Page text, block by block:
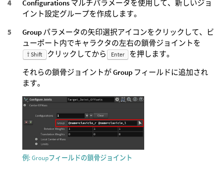
Configurations マルチパラメータを使用して、新しいジョ
イント設定グループを作成します。
Group パラメータの矢印選択アイコンをクリックして、ビ
ューポート内でキャラクタの左右の鎖骨ジョイントを
⇧ Shift クリックしてから Enter
を押します。
それらの鎖骨ジョイントがGroup フィールドに追加され
ます。
例: Groupフィールドの鎖骨ジョイント